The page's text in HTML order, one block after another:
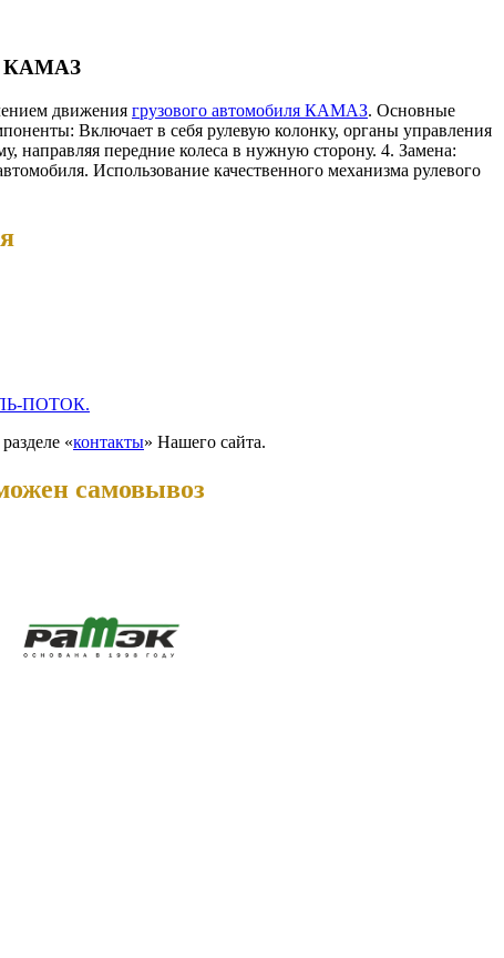
КАМАЗ
движения грузового автомобиля КАМАЗ. Основные
Включает в себя рулевую колонку, органы управления
направляя передние колеса в нужную сторону. 4. Замена:
Использование качественного механизма рулевого
ПОТОК.
«контакты» Нашего сайта.
самовывоз